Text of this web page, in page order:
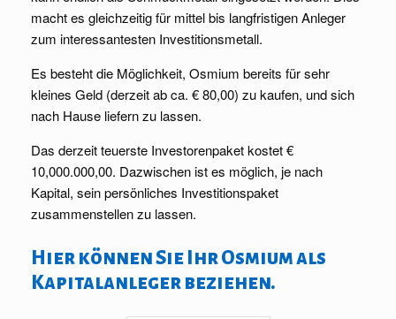
macht es gleichzeitig für mittel bis langfristigen Anleger
zum interessantesten Investitionsmetall.
Es besteht die Möglichkeit, Osmium bereits für sehr
kleines Geld (derzeit ab ca. € 80,00) zu kaufen, und sich
nach Hause liefern zu lassen.
Das derzeit teuerste Investorenpaket kostet €
10,000.000,00. Dazwischen ist es möglich, je nach
Kapital, sein persönliches Investitionspaket
zusammenstellen zu lassen.
Hier können Sie Ihr Osmium als
Kapitalanleger beziehen.